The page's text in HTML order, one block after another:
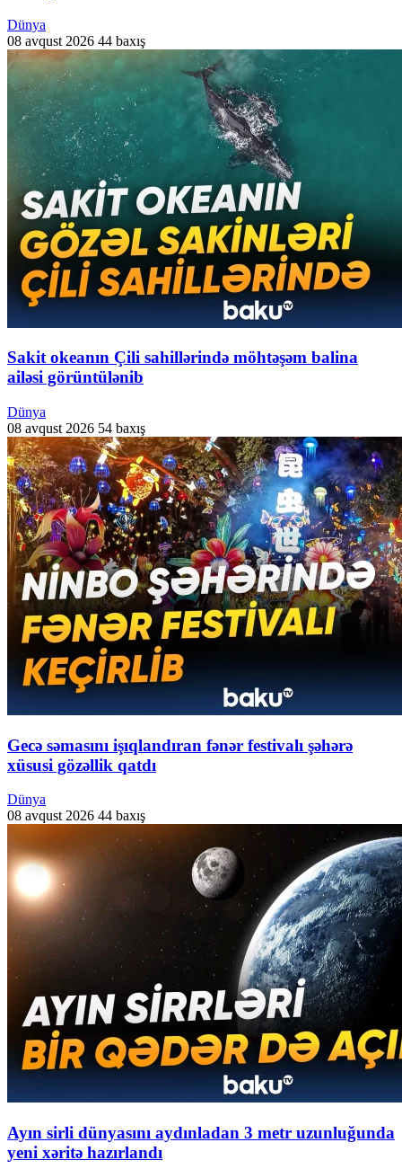
Dünya
08 avqust 2026 44 baxış
Sakit okeanın Çili sahillərində möhtəşəm balina
ailəsi görüntülənib
Dünya
08 avqust 2026 54 baxış
Gecə səmasını işıqlandıran fənər festivalı şəhərə
xüsusi gözəllik qatdı
Dünya
08 avqust 2026 44 baxış
Ayın sirli dünyasını aydınladan 3 metr uzunluğunda
yeni xəritə hazırlandı